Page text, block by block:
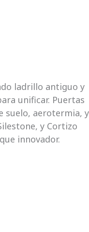
ladrillo antiguo y
unificar. Puertas
suelo, aerotermia, y
y Cortizo
innovador.